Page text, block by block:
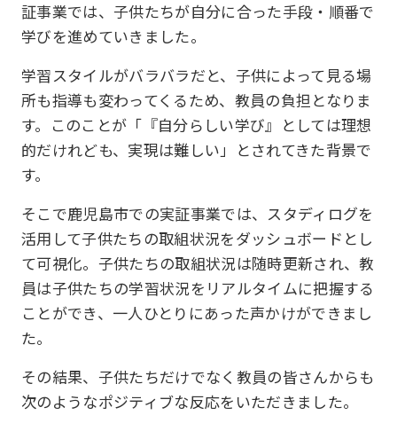
証事業では、子供たちが自分に合った手段・順番で
学びを進めていきました。
学習スタイルがバラバラだと、子供によって見る場
所も指導も変わってくるため、教員の負担となりま
す。このことが「『自分らしい学び』としては理想
的だけれども、実現は難しい」とされてきた背景で
す。
そこで鹿児島市での実証事業では、スタディログを
活用して子供たちの取組状況をダッシュボードとし
て可視化。子供たちの取組状況は随時更新され、教
員は子供たちの学習状況をリアルタイムに把握する
ことができ、一人ひとりにあった声かけができまし
た。
その結果、子供たちだけでなく教員の皆さんからも
次のようなポジティブな反応をいただきました。